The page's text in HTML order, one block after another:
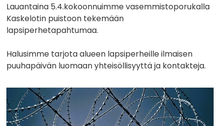
Lauantaina 5.4.kokoonnuimme vasemmistoporukalla
Kaskelotin puistoon tekemään
lapsiperhetapahtumaa.
Halusimme tarjota alueen lapsiperheille ilmaisen
puuhapäivän luomaan yhteisöllisyyttä ja kontakteja.